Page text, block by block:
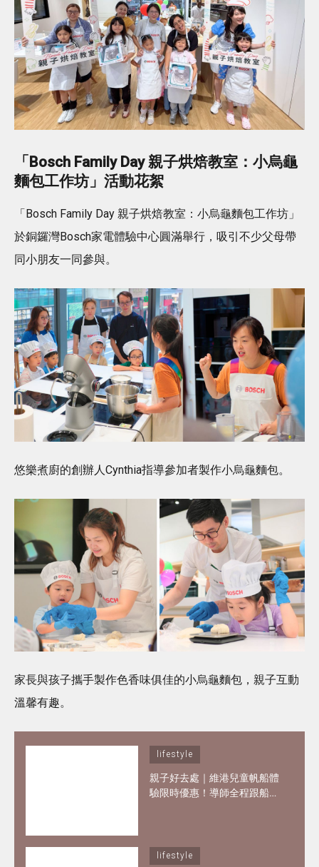
「Bosch Family Day 親子烘焙教室：小烏龜
麵包工作坊」活動花絮
「Bosch Family Day 親子烘焙教室：小烏龜麵包工作坊」
於銅鑼灣Bosch家電體驗中心圓滿舉行，吸引不少父母帶
同小朋友一同參與。
悠樂煮廚的創辦人Cynthia指導參加者製作小烏龜麵包。
家長與孩子攜手製作色香味俱佳的小烏龜麵包，親子互動
溫馨有趣。
lifestyle
親子好去處｜維港兒童帆船體
驗限時優惠！導師全程跟船、
lifestyle